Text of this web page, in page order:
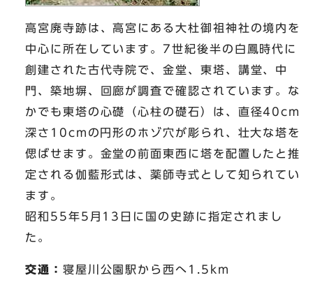
高宮廃寺跡は、高宮にある大杜御祖神社の境内を
中心に所在しています。7世紀後半の白鳳時代に
創建された古代寺院で、金堂、東塔、講堂、中
門、築地塀、回廊が調査で確認されています。な
かでも東塔の心礎（心柱の礎石）は、直径40cm
深さ10cmの円形のホゾ穴が彫られ、壮大な塔を
偲ばせます。金堂の前面東西に塔を配置したと推
定される伽藍形式は、薬師寺式として知られてい
ます。
昭和55年5月13日に国の史跡に指定されまし
た。
交通： 寝屋川公園駅から西へ1.5km